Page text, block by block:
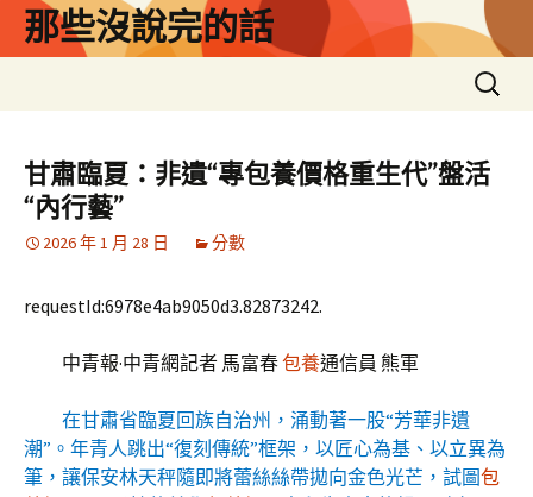
那些沒說完的話
搜
尋
鍵
字:
甘肅臨夏：非遺“專包養價格重生代”盤活
“內行藝”
2026 年 1 月 28 日 分數
requestId:6978e4ab9050d3.82873242.
中青報·中青網記者 馬富春包養通信員 熊軍
在甘肅省臨夏回族自治州，涌動著一股“芳華非遺
潮”。年青人跳出“復刻傳統”框架，以匠心為基、以立異為
筆，讓保安林天秤隨即將蕾絲絲帶拋向金色光芒，試圖包